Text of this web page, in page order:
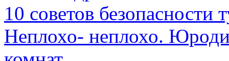
10 советов безопасности
Неплохо- неплохо.